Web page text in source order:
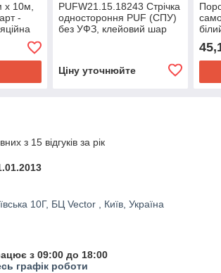
x 10м,
-
PUFW21.15.18243 Стрічка
одностороння PUF (СПУ)
без УФЗ, клейовий шар
Ціну уточнюйте
з 15 відгуків за рік
10Г, БЦ Vector , Київ, Україна
з 09:00 до 18:00
графік роботи